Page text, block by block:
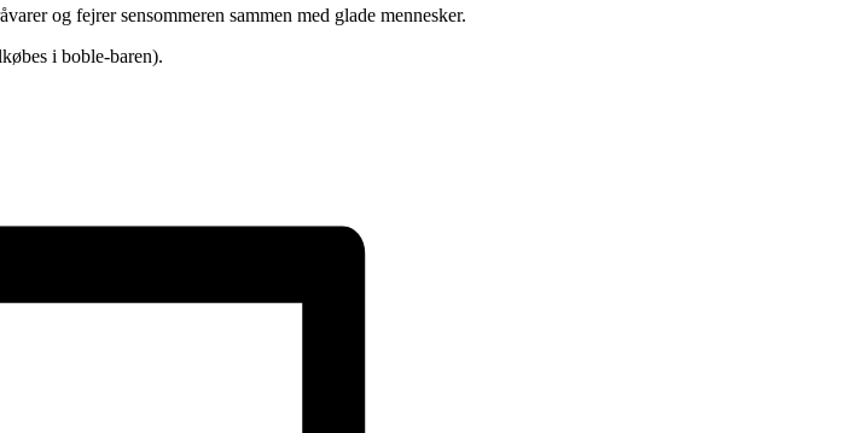
og fejrer sensommeren sammen med glade mennesker.
i boble-baren).